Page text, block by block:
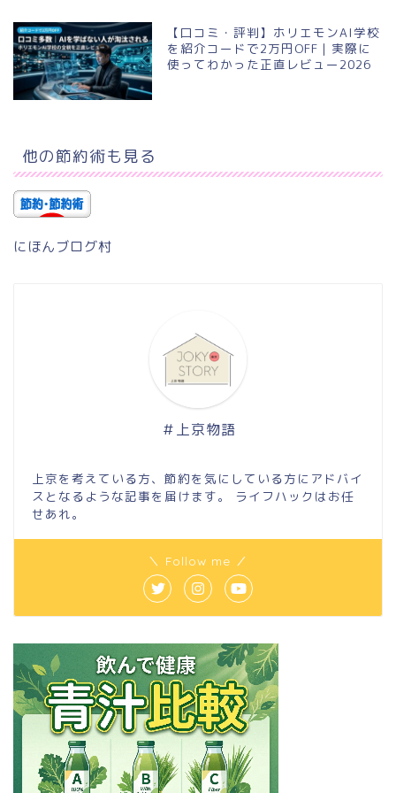
【口コミ・評判】ホリエモンAI学校
を紹介コードで2万円OFF｜実際に
使ってわかった正直レビュー2026
他の節約術も見る
にほんブログ村
＃上京物語
上京を考えている方、節約を気にしている方にアドバイ
スとなるような記事を届けます。 ライフハックはお任
せあれ。
＼ Follow me ／